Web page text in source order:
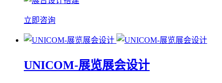
立即咨询
UNICOM-展览展会设计